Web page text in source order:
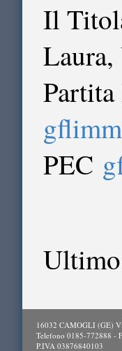
Il
PEC
16032 CAMOGLI (GE)
Telefono 0185-772888 -
P.IVA 03876840103